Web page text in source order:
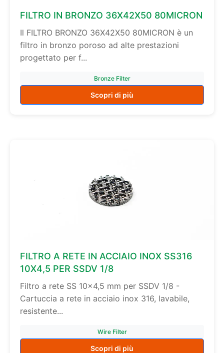
FILTRO IN BRONZO 36X42X50 80MICRON
Il FILTRO BRONZO 36X42X50 80MICRON è un
filtro in bronzo poroso ad alte prestazioni
progettato per f...
Bronze Filter
Scopri di più
FILTRO A RETE IN ACCIAIO INOX SS316
10X4,5 PER SSDV 1/8
Filtro a rete SS 10×4,5 mm per SSDV 1/8 -
Cartuccia a rete in acciaio inox 316, lavabile,
resistente...
Wire Filter
Scopri di più